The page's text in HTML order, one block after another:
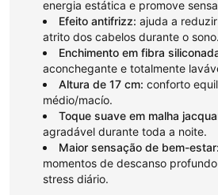
energia estática e promove
Efeito antifrizz: ajuda a
atrito dos cabelos durante o sono.
Enchimento em fibra
aconchegante e totalmente
Altura de 17 cm: conforto
médio/macío.
Toque suave em malha
agradável durante toda a noite.
Maior sensação de bem-estar:
momentos de descanso
stress diário.